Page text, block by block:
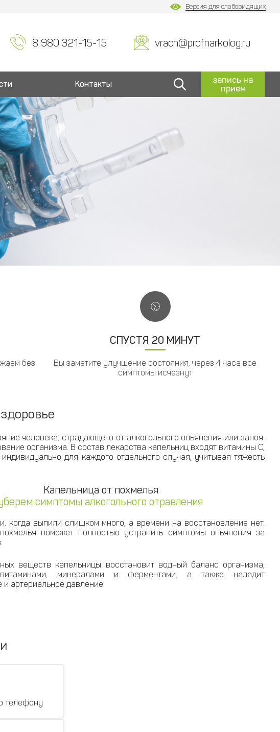
Версия для слабовидящих
8 980 321-15-15 vrach@profnarkolog.ru
Контакты
запись на
прием
без
СПУСТЯ 20 МИНУТ
Вы заметите улучшение состояния, через 4 часа все
симптомы исчезнут
человека, страдающего от алкогольного опьянения или запоя.
организма. В состав лекарства капельниц входят витамины С,
для каждого отдельного случая, учитывая тяжесть
Капельница от похмелья
симптомы алкогольного отравления
когда выпили слишком много, а времени на восстановление нет.
поможет полностью устранить симптомы опьянения за
веществ капельницы восстановит водный баланс организма,
минералами и ферментами, а также наладит
артериальное давление.
телефону